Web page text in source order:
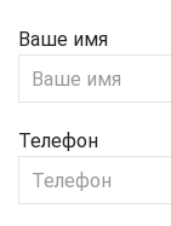
Ваше имя
Телефон